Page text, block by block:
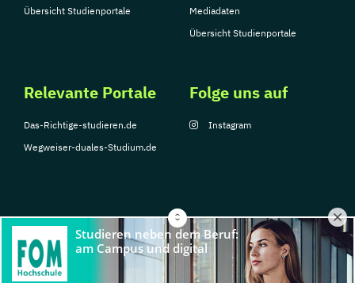
Übersicht Studienportale
Mediadaten
Übersicht Studienportale
Relevante Portale
Das-Richtige-studieren.de
Wegweiser-duales-Studium.de
Folge uns auf
Instagram
© Copyright 2026, TarGroup Media GmbH
Impressum
Datenschutzerklärung Nutzungsbedingungen